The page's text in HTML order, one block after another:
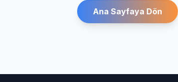
Ana Sayfaya Dön